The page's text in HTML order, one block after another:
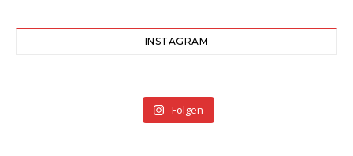
INSTAGRAM
Folgen